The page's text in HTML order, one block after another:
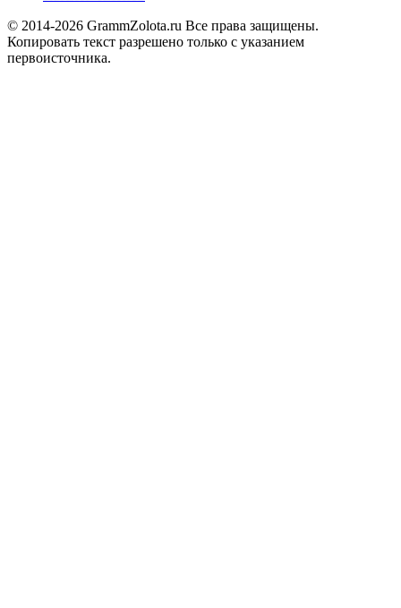
© 2014-2026 GrammZolota.ru Все права защищены.
Копировать текст разрешено только с указанием
первоисточника.